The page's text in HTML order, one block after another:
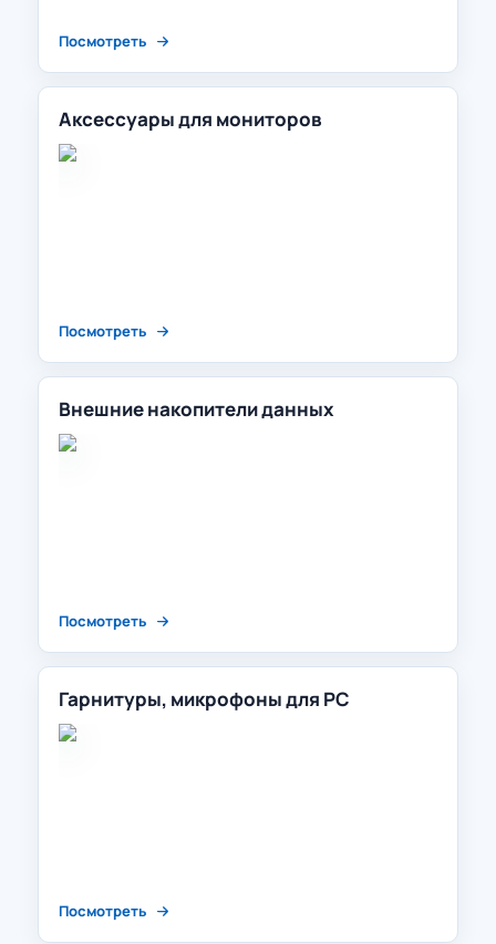
Посмотреть
Аксессуары для мониторов
Посмотреть
Внешние накопители данных
Посмотреть
Гарнитуры, микрофоны для PC
Посмотреть